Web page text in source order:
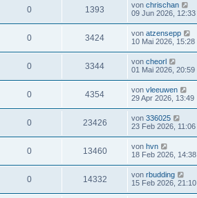
0 1393 von chrischan
09 Jun 2026, 12:33
0 3424 von atzensepp
10 Mai 2026, 15:28
0 3344 von cheorl
01 Mai 2026, 20:59
0 4354 von vleeuwen
29 Apr 2026, 13:49
0 23426 von 336025
23 Feb 2026, 11:06
0 13460 von hvn
18 Feb 2026, 14:38
0 14332 von rbudding
15 Feb 2026, 21:10